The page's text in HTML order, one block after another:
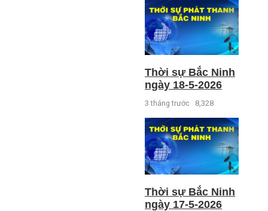
Thời sự Bắc Ninh
ngày 18-5-2026
3 tháng trước 8,328
Thời sự Bắc Ninh
ngày 17-5-2026